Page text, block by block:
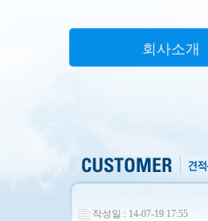
회사소개
작성일 : 14-07-19 17:55